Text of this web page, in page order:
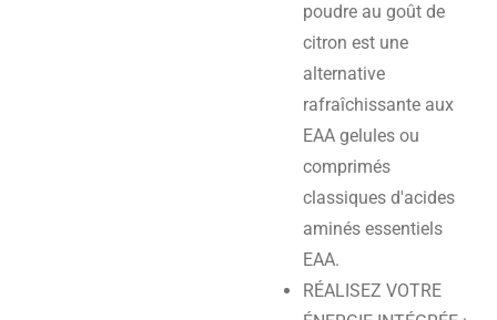
poudre au goût de
citron est une
alternative
rafraîchissante aux
EAA gelules ou
comprimés
classiques d'acides
aminés essentiels
EAA.
RÉALISEZ VOTRE